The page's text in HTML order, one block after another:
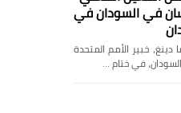
في السودان في
خبير الأمم المتحدة
في ختام …